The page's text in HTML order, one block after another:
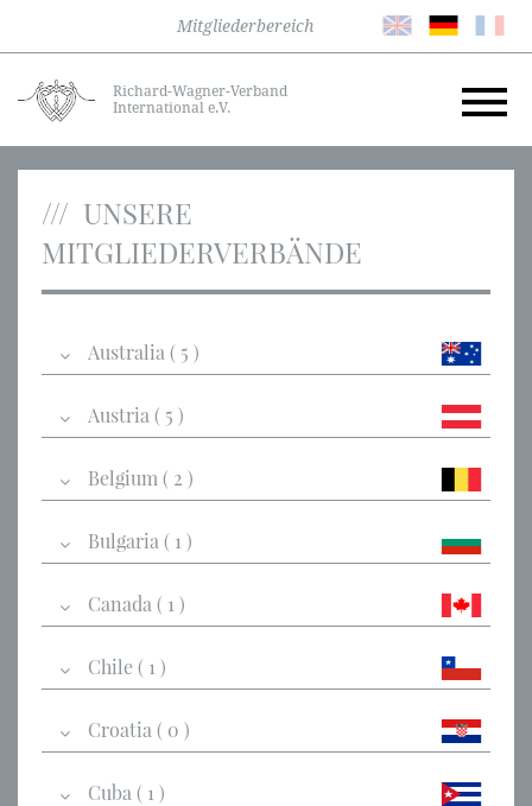
Mitgliederbereich
Richard-Wagner-Verband
International e.V.
UNSERE
MITGLIEDERVERBÄNDE
Australia ( 5 )
Austria ( 5 )
Belgium ( 2 )
Bulgaria ( 1 )
Canada ( 1 )
Chile ( 1 )
Croatia ( 0 )
Cuba ( 1 )